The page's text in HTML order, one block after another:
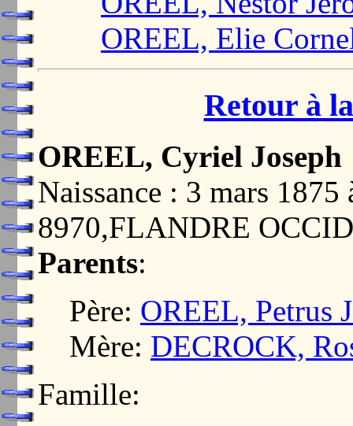
OREEL, Elie
Retour à
OREEL, Cyriel Joseph
Naissance : 3 mars
8970,FLANDRE
Parents:
Père: OREEL, Petrus
Mère: DECROCK,
Famille: